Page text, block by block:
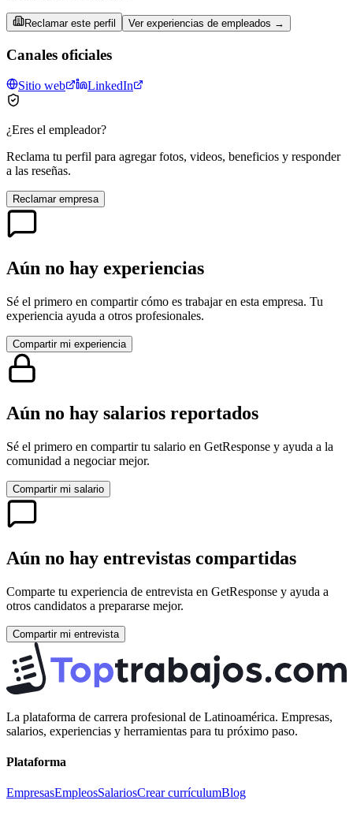
Reclamar este perfil Ver experiencias de empleados →
Canales oficiales
Sitio web LinkedIn
¿Eres el empleador?
Reclama tu perfil para agregar fotos, videos, beneficios y responder
a las reseñas.
Reclamar empresa
Aún no hay experiencias
Sé el primero en compartir cómo es trabajar en esta empresa. Tu
experiencia ayuda a otros profesionales.
Compartir mi experiencia
Aún no hay salarios reportados
Sé el primero en compartir tu salario en GetResponse y ayuda a la
comunidad a negociar mejor.
Compartir mi salario
Aún no hay entrevistas compartidas
Comparte tu experiencia de entrevista en GetResponse y ayuda a
otros candidatos a prepararse mejor.
Compartir mi entrevista
La plataforma de carrera profesional de Latinoamérica. Empresas,
salarios, experiencias y herramientas para tu próximo paso.
Plataforma
EmpresasEmpleosSalariosCrear currículumBlog